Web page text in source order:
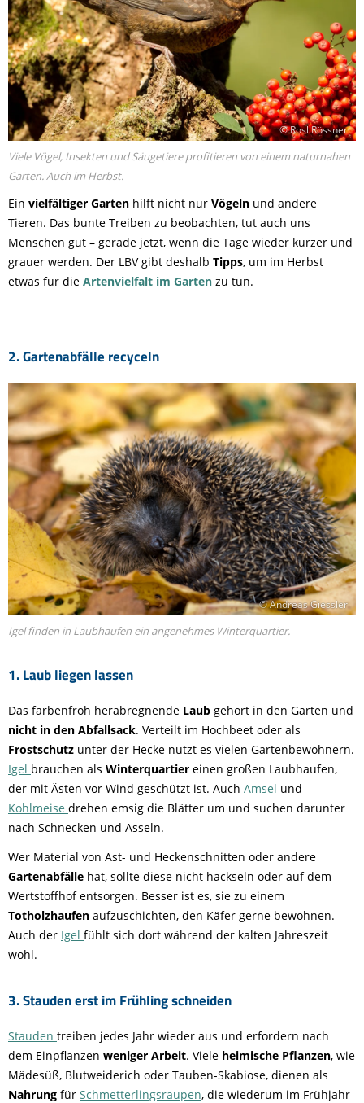
© Rosl Rössner
Viele Vögel, Insekten und Säugetiere profitieren von einem naturnahen
Garten. Auch im Herbst.
Ein vielfältiger Garten hilft nicht nur Vögeln und andere
Tieren. Das bunte Treiben zu beobachten, tut auch uns
Menschen gut – gerade jetzt, wenn die Tage wieder kürzer und
grauer werden. Der LBV gibt deshalb Tipps, um im Herbst
etwas für die Artenvielfalt im Garten zu tun.
© Andreas Giessler
Igel finden in Laubhaufen ein angenehmes Winterquartier.
1. Laub liegen lassen
Das farbenfroh herabregnende Laub gehört in den Garten und
nicht in den Abfallsack. Verteilt im Hochbeet oder als
Frostschutz unter der Hecke nutzt es vielen Gartenbewohnern.
Igel brauchen als Winterquartier einen großen Laubhaufen,
der mit Ästen vor Wind geschützt ist. Auch Amsel und
Kohlmeise drehen emsig die Blätter um und suchen darunter
nach Schnecken und Asseln.
2. Gartenabfälle recyceln
Wer Material von Ast- und Heckenschnitten oder andere
Gartenabfälle hat, sollte diese nicht häckseln oder auf dem
Wertstoffhof entsorgen. Besser ist es, sie zu einem
Totholzhaufen aufzuschichten, den Käfer gerne bewohnen.
Auch der Igel fühlt sich dort während der kalten Jahreszeit
wohl.
3. Stauden erst im Frühling schneiden
Stauden treiben jedes Jahr wieder aus und erfordern nach
dem Einpflanzen weniger Arbeit. Viele heimische Pflanzen, wie
Mädesüß, Blutweiderich oder Tauben-Skabiose, dienen als
Nahrung für Schmetterlingsraupen, die wiederum im Frühjahr